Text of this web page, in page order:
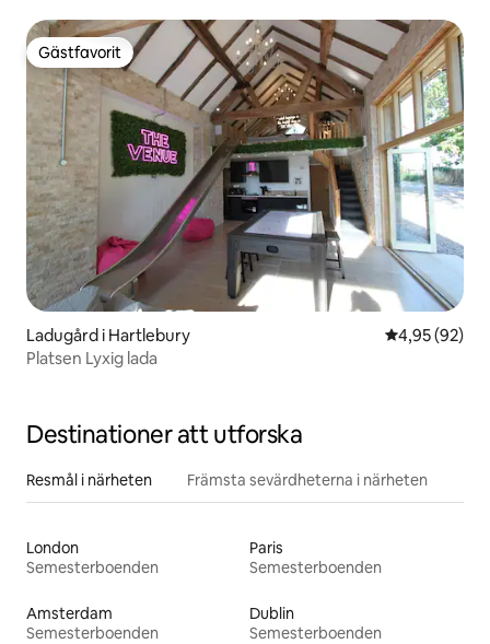
Gästfavorit
Gästfavorit
Ladugård i Hartlebury 4,95 av 5 i
4,95 (92)
Platsen Lyxig lada
Destinationer att utforska
Resmål i närheten Främsta sevärdheterna i närheten
London
Semesterboenden
Paris
Semesterboenden
Amsterdam
Semesterboenden
Dublin
Semesterboenden